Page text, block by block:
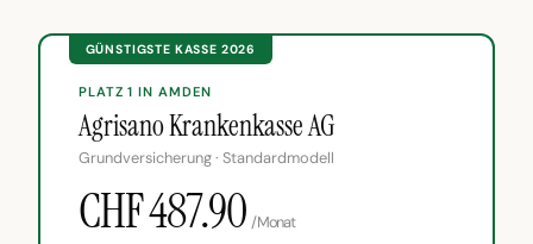
GÜNSTIGSTE KASSE 2026
PLATZ 1 IN AMDEN
Agrisano Krankenkasse AG
Grundversicherung · Standardmodell
CHF 487.90 /Monat